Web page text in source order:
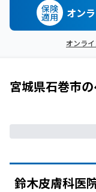
保険
適用 オン
オンラ
宮城県石巻市の
鈴木皮膚科医